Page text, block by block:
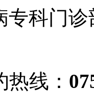
专科门诊
线：